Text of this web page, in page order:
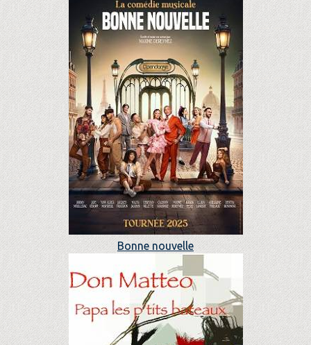
Bonne nouvelle